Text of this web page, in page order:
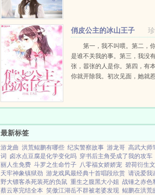
俏皮公主的冰山王子
第一，我不叫喂。第二，
是谁不关我的事。第三，我没
张，嚣张的人是你。第四，有
你就开除我。初次见面，她就
最新标签
游龙曲 洪荒鲲鹏有哪些 纪实警察故事 游龙哥 高武大师
词
卤水点豆腐是化学变化吗 穿书后主角受成了我的攻车
丽人生免费 斗罗之生命竹子 八零福女娇娇宠 碧荷衍生
天牢神象镇狱劲 游龙戏凤最经典十首唱段欣赏 请说爱我
野大镖客杀死装死的负鼠 重生之腹黑大小姐 战锤之赤色
蔡云寒完结全本 笑傲江湖岳不群被老婆发现 鲲鹏在洪荒